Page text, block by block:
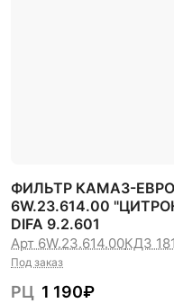
ФИЛЬТР КАМАЗ-
6W.23.614.00
DIFA 9.2.601
Арт 6W.23.614.00КДЗ
Под заказ
РЦ 1 190₽